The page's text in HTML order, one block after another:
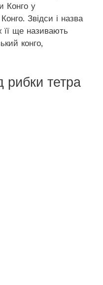
Конго у
Звідси і назва
її ще називають
конго,
рибки тетра